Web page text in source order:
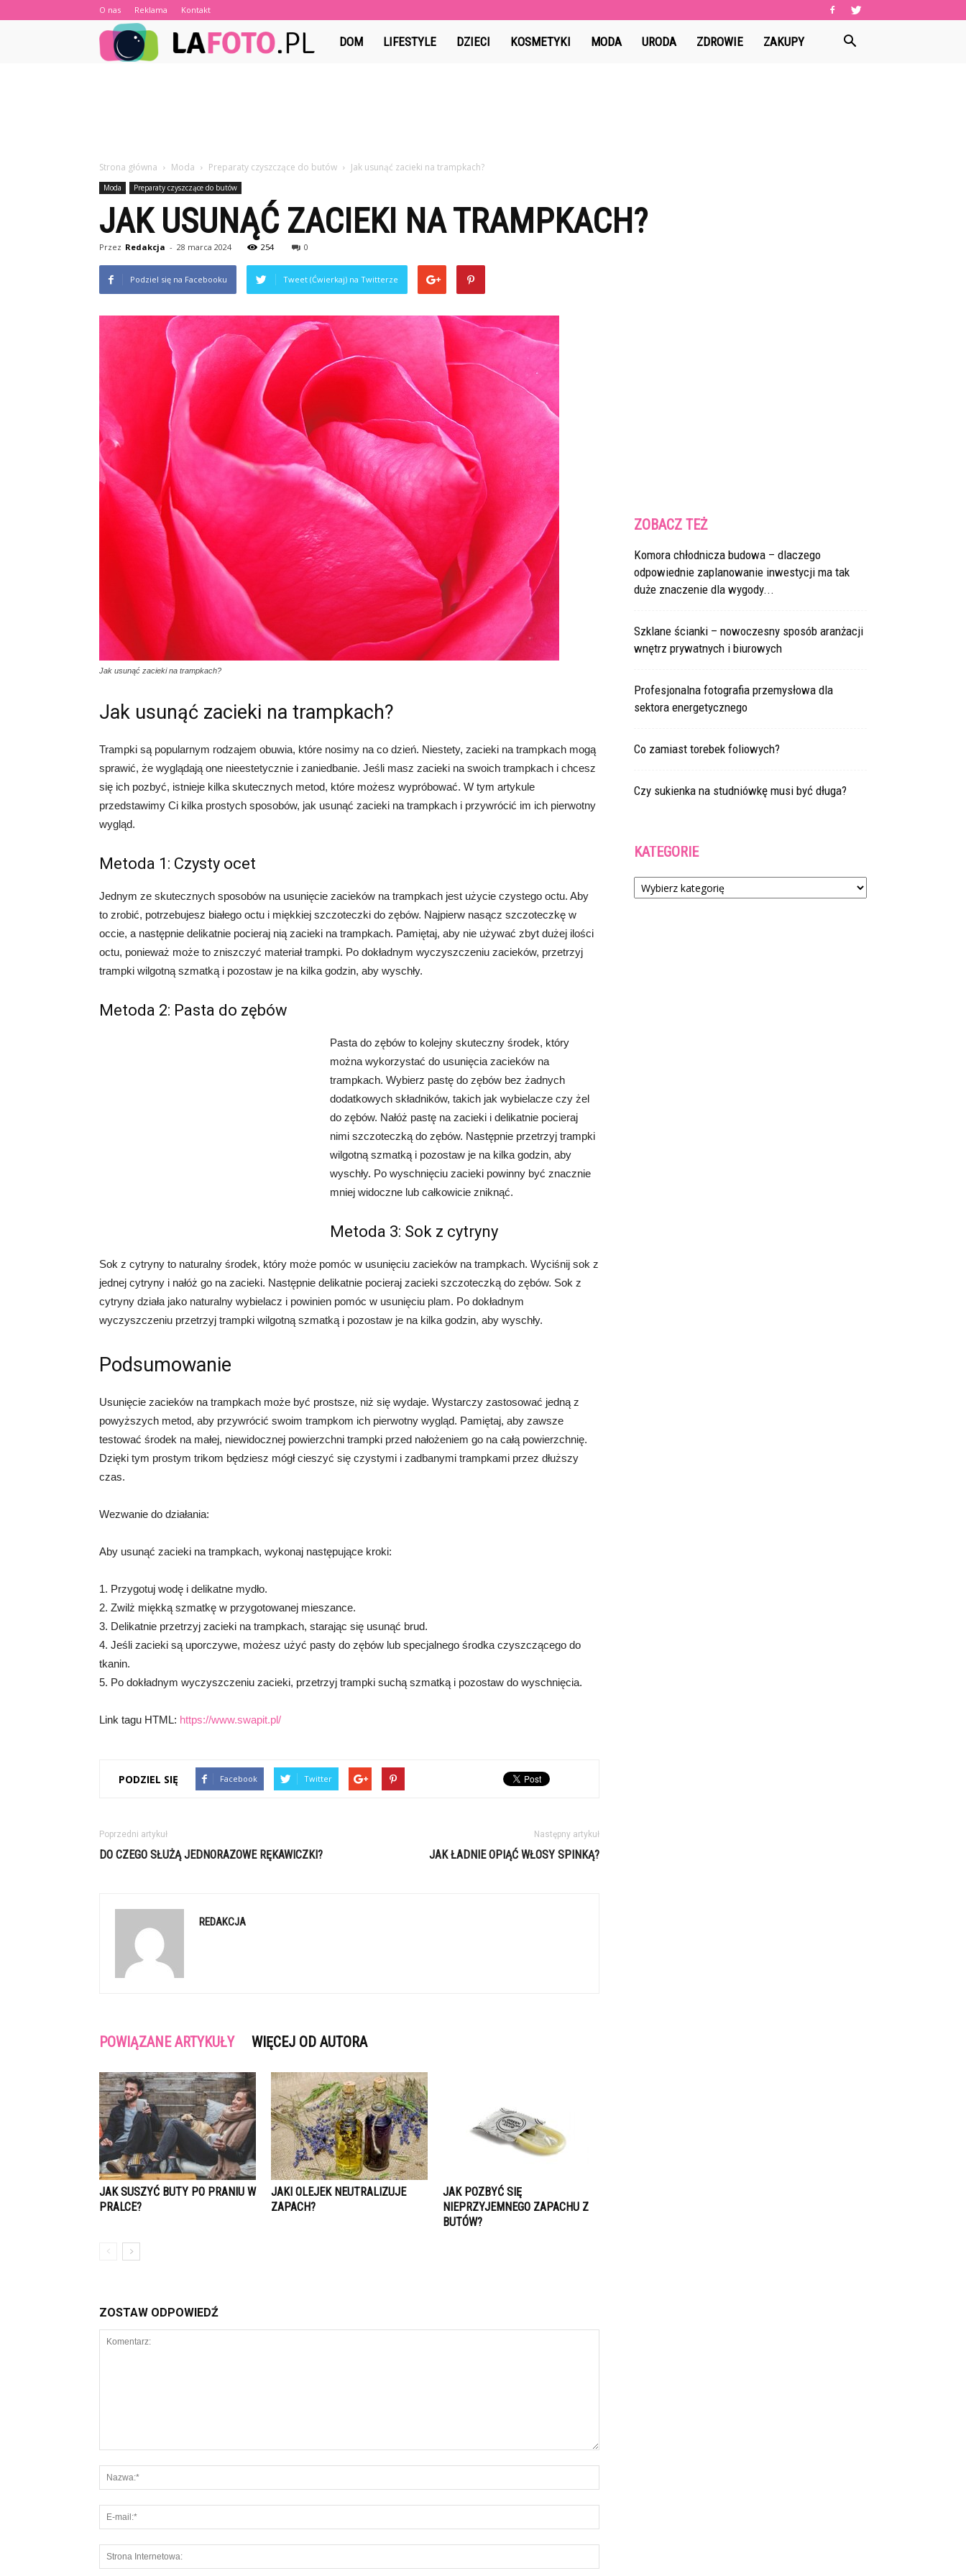
O nas Reklama Kontakt
Lafoto.pl
DOM LIFESTYLE DZIECI KOSMETYKI MODA URODA ZDROWIE ZAKUPY
Strona główna Moda Preparaty czyszczące do butów Jak usunąć zacieki na trampkach?
Moda Preparaty czyszczące do butów
JAK USUNĄĆ ZACIEKI NA TRAMPKACH?
Przez Redakcja - 28 marca 2024 254 0
Podziel się na Facebooku Tweet (Ćwierkaj) na Twitterze
Jak usunąć zacieki na trampkach?
Jak usunąć zacieki na trampkach?
Trampki są popularnym rodzajem obuwia, które nosimy na co dzień. Niestety, zacieki na trampkach mogą
sprawić, że wyglądają one nieestetycznie i zaniedbanie. Jeśli masz zacieki na swoich trampkach i chcesz
się ich pozbyć, istnieje kilka skutecznych metod, które możesz wypróbować. W tym artykule
przedstawimy Ci kilka prostych sposobów, jak usunąć zacieki na trampkach i przywrócić im ich pierwotny
wygląd.
Metoda 1: Czysty ocet
Jednym ze skutecznych sposobów na usunięcie zacieków na trampkach jest użycie czystego octu. Aby
to zrobić, potrzebujesz białego octu i miękkiej szczoteczki do zębów. Najpierw nasącz szczoteczkę w
occie, a następnie delikatnie pocieraj nią zacieki na trampkach. Pamiętaj, aby nie używać zbyt dużej ilości
octu, ponieważ może to zniszczyć materiał trampki. Po dokładnym wyczyszczeniu zacieków, przetrzyj
trampki wilgotną szmatką i pozostaw je na kilka godzin, aby wyschły.
Metoda 2: Pasta do zębów
Pasta do zębów to kolejny skuteczny środek, który
można wykorzystać do usunięcia zacieków na
trampkach. Wybierz pastę do zębów bez żadnych
dodatkowych składników, takich jak wybielacze czy żel
do zębów. Nałóż pastę na zacieki i delikatnie pocieraj
nimi szczoteczką do zębów. Następnie przetrzyj trampki
wilgotną szmatką i pozostaw je na kilka godzin, aby
wyschły. Po wyschnięciu zacieki powinny być znacznie
mniej widoczne lub całkowicie zniknąć.
Metoda 3: Sok z cytryny
Sok z cytryny to naturalny środek, który może pomóc w usunięciu zacieków na trampkach. Wyciśnij sok z
jednej cytryny i nałóż go na zacieki. Następnie delikatnie pocieraj zacieki szczoteczką do zębów. Sok z
cytryny działa jako naturalny wybielacz i powinien pomóc w usunięciu plam. Po dokładnym
wyczyszczeniu przetrzyj trampki wilgotną szmatką i pozostaw je na kilka godzin, aby wyschły.
Podsumowanie
Usunięcie zacieków na trampkach może być prostsze, niż się wydaje. Wystarczy zastosować jedną z
powyższych metod, aby przywrócić swoim trampkom ich pierwotny wygląd. Pamiętaj, aby zawsze
testować środek na małej, niewidocznej powierzchni trampki przed nałożeniem go na całą powierzchnię.
Dzięki tym prostym trikom będziesz mógł cieszyć się czystymi i zadbanymi trampkami przez dłuższy
czas.
Wezwanie do działania:
Aby usunąć zacieki na trampkach, wykonaj następujące kroki:
1. Przygotuj wodę i delikatne mydło.
2. Zwilż miękką szmatkę w przygotowanej mieszance.
3. Delikatnie przetrzyj zacieki na trampkach, starając się usunąć brud.
4. Jeśli zacieki są uporczywe, możesz użyć pasty do zębów lub specjalnego środka czyszczącego do
tkanin.
5. Po dokładnym wyczyszczeniu zacieki, przetrzyj trampki suchą szmatką i pozostaw do wyschnięcia.
Link tagu HTML: https://www.swapit.pl/
PODZIEL SIĘ Facebook Twitter
Poprzedni artykuł
DO CZEGO SŁUŻĄ JEDNORAZOWE RĘKAWICZKI?
Następny artykuł
JAK ŁADNIE OPIĄĆ WŁOSY SPINKĄ?
REDAKCJA
POWIĄZANE ARTYKUŁY WIĘCEJ OD AUTORA
JAK SUSZYĆ BUTY PO PRANIU W
PRALCE?
JAKI OLEJEK NEUTRALIZUJE
ZAPACH?
JAK POZBYĆ SIĘ
NIEPRZYJEMNEGO ZAPACHU Z
BUTÓW?
ZOSTAW ODPOWIEDŹ
ZOBACZ TEŻ
Komora chłodnicza budowa – dlaczego
odpowiednie zaplanowanie inwestycji ma tak
duże znaczenie dla wygody...
Szklane ścianki – nowoczesny sposób aranżacji
wnętrz prywatnych i biurowych
Profesjonalna fotografia przemysłowa dla
sektora energetycznego
Co zamiast torebek foliowych?
Czy sukienka na studniówkę musi być długa?
KATEGORIE
Kategorie